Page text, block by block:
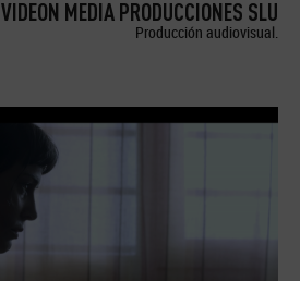
VIDEON MEDIA PRODUCCIONES SLU
Producción audiovisual.